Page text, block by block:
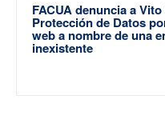
FACUA denuncia a
Protección de Datos
web a nombre de una
inexistente